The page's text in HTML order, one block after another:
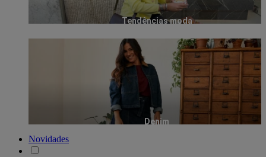
Tendências moda
Denim
Novidades